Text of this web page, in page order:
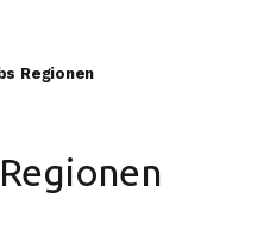
Regionen
Regionen